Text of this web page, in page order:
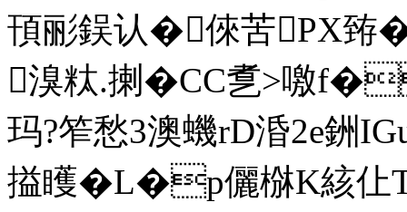
頇彨鋘认�倈苦PX臶
溴粏.揦�CC乽>噭
玛?笮愁3澳蟣rD涽2e銂
搤矆�L�p儷椕K絯仩